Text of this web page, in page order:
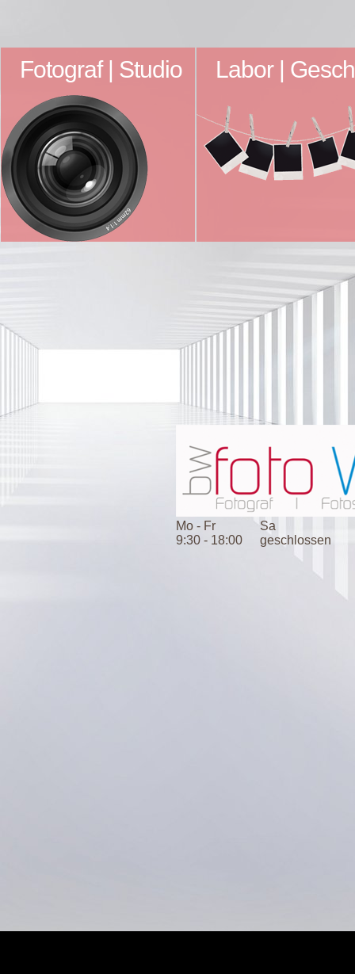
Fotograf | Studio Labor |
Mo - Fr
9:30 - 18:00
Sa
geschlossen